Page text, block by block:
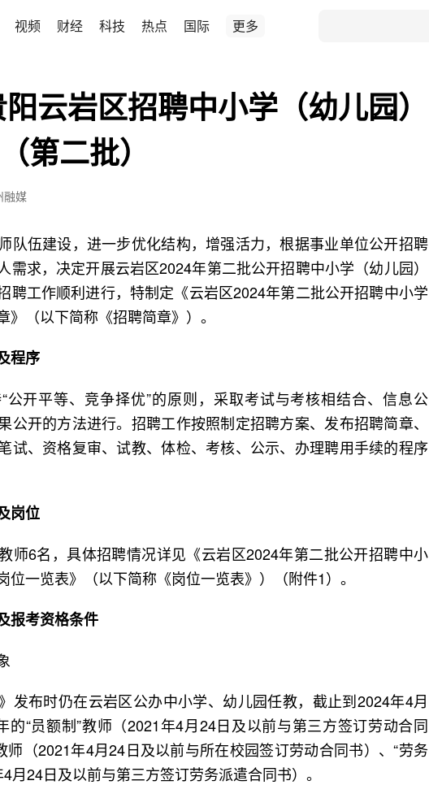
视频 财经 科技 热点 国际 更多
云岩区招聘中小学（幼儿园）
第二批）
融媒
队伍建设，进一步优化结构，增强活力，根据事业单位公开招聘
需求，决定开展云岩区2024年第二批公开招聘中小学（幼儿园）
聘工作顺利进行，特制定《云岩区2024年第二批公开招聘中小学
》（以下简称《招聘简章》）。
程序
开平等、竞争择优”的原则，采取考试与考核相结合、信息公
公开的方法进行。招聘工作按照制定招聘方案、发布招聘简章、
试、资格复审、试教、体检、考核、公示、办理聘用手续的程序
岗位
6名，具体招聘情况详见《云岩区2024年第二批公开招聘中小
位一览表》（以下简称《岗位一览表》）（附件1）。
报考资格条件
布时仍在云岩区公办中小学、幼儿园任教，截止到2024年4月
的“员额制”教师（2021年4月24日及以前与第三方签订劳动合同
师（2021年4月24日及以前与所在校园签订劳动合同书）、“劳务
月24日及以前与第三方签订劳务派遣合同书）。